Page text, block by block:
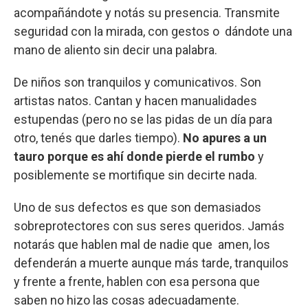
acompañándote y notás su presencia. Transmite
seguridad con la mirada, con gestos o dándote una
mano de aliento sin decir una palabra.
De niños son tranquilos y comunicativos. Son
artistas natos. Cantan y hacen manualidades
estupendas (pero no se las pidas de un día para
otro, tenés que darles tiempo). No apures a un
tauro porque es ahí donde pierde el rumbo y
posiblemente se mortifique sin decirte nada.
Uno de sus defectos es que son demasiados
sobreprotectores con sus seres queridos. Jamás
notarás que hablen mal de nadie que amen, los
defenderán a muerte aunque más tarde, tranquilos
y frente a frente, hablen con esa persona que
saben no hizo las cosas adecuadamente.